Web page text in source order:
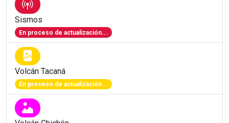
Sismos
En proceso de actualización...
Volcán Tacaná
En proceso de actualización...